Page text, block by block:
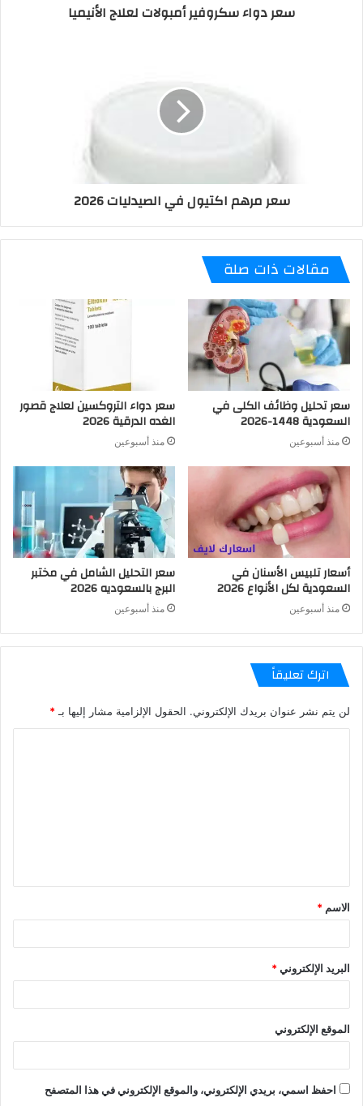
سعر دواء سكروفير أمبولات لعلاج الأنيميا
سعر مرهم اكتيول في الصيدليات 2026
مقالات ذات صلة
سعر تحليل وظائف الكلى في
السعودية 1448-2026
منذ أسبوعين
سعر دواء التروكسين لعلاج قصور
الغده الدرقية 2026
منذ أسبوعين
أسعار تلبيس الأسنان في
السعودية لكل الأنواع 2026
منذ أسبوعين
سعر التحليل الشامل في مختبر
البرج بالسعوديه 2026
منذ أسبوعين
اترك تعليقاً
لن يتم نشر عنوان بريدك الإلكتروني. الحقول الإلزامية مشار إليها بـ *
الاسم *
البريد الإلكتروني*
الموقع الإلكتروني
احفظ اسمي، بريدي الإلكتروني، والموقع الإلكتروني في هذا المتصفح